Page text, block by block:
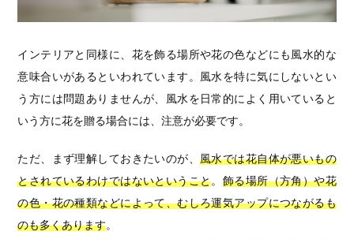
インテリアと同様に、花を飾る場所や花の色などにも風水的な
意味合いがあるといわれています。風水を特に気にしないとい
う方には問題ありませんが、風水を日常的によく用いていると
いう方に花を贈る場合には、注意が必要です。
ただ、まず理解しておきたいのが、風水では花自体が悪いもの
とされているわけではないということ。 飾る場所（方角）や花
の色・花の種類などによって、むしろ運気アップにつながるも
のも多くあります。